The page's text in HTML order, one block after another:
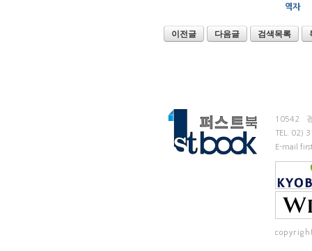
역자
이전글 다음글 검색목록
10542
TEL.
02)
E-mail